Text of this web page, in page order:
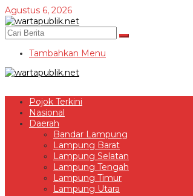
Lewati
ke
konten
Agustus 6, 2026
Tambahkan Menu
Pojok Terkini
Nasional
Daerah
Bandar Lampung
Lampung Barat
Lampung Selatan
Lampung Tengah
Lampung Timur
Lampung Utara